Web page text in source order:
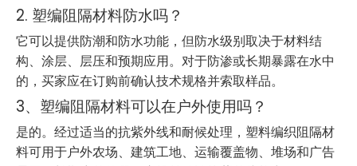
2. 塑编阻隔材料防水吗？
它可以提供防潮和防水功能，但防水级别取决于材料结
构、涂层、层压和预期应用。对于防渗或长期暴露在水中
的，买家应在订购前确认技术规格并索取样品。
3、塑编阻隔材料可以在户外使用吗？
是的。经过适当的抗紫外线和耐候处理，塑料编织阻隔材
料可用于户外农场、建筑工地、运输覆盖物、堆场和广告